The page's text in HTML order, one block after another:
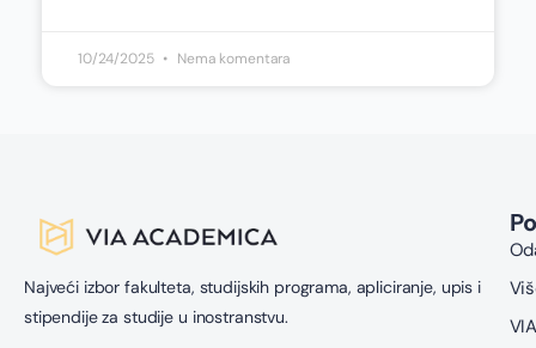
10/24/2025 Nema komentara
Najveći izbor fakulteta, studijskih programa, apliciranje, upis i
stipendije za studije u inostranstvu.